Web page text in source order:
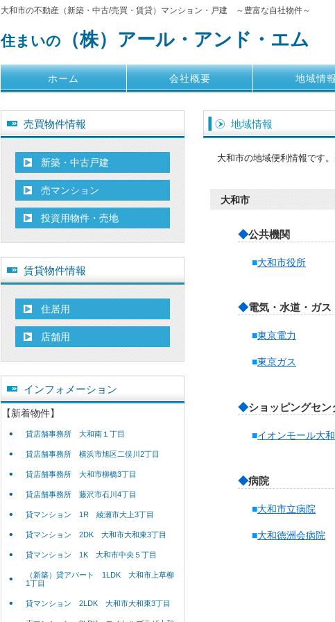
大和市の不動産（新築・中古/売買・賃貸）マンション・戸建 ～豊富な自社物件～
住まいの （株）アール・アンド・エム
ホーム 会社概要 地域情報
地域情報
大和市の地域便利情報です
大和市
◆公共機関
■大和市役所
◆電気・水道・ガス
■東京電力
■東京ガス
◆ショッピングセン
■イオンモール大和
◆病院
■大和市立病院
■大和徳洲会病院
売買物件情報
新築・中古戸建
売マンション
投資用物件・売地
賃貸物件情報
住居用
店舗用
インフォメーション
【新着物件】
貸店舗事務所 大和南１丁目
貸店舗事務所 横浜市旭区二俣川2丁目
貸店舗事務所 大和市柳橋3丁目
貸店舗事務所 藤沢市石川4丁目
貸マンション 1R 綾瀬市大上3丁目
貸マンション 2DK 大和市大和東3丁目
貸マンション 1K 大和市中央５丁目
（新築）貸アパート 1LDK 大和市上草柳
1丁目
貸マンション 2LDK 大和市大和東3丁目